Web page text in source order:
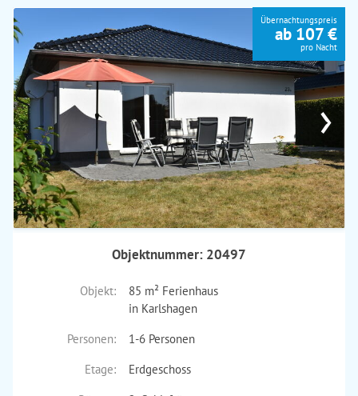
›
Übernachtungspreis
ab 107 €
pro Nacht
Objektnummer: 20497
Objekt:
85 m² Ferienhaus
in Karlshagen
Personen:
1-6 Personen
Etage:
Erdgeschoss